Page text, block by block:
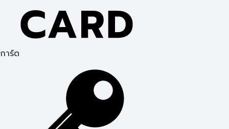
การ์ด